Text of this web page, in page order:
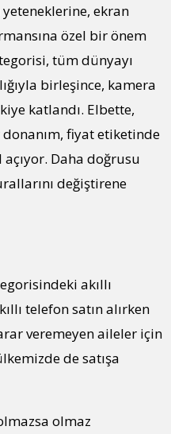
ekran
özel bir önem
tüm dünyayı
birleşince, kamera
katlandı. Elbette,
fiyat etiketinde
Daha doğrusu
değiştirene
akıllı
telefon satın alırken
veremeyen aileler için
de satışa
olmaz